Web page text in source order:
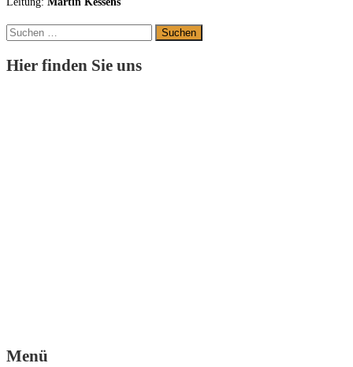
Suchen
Hier finden Sie uns
Menü